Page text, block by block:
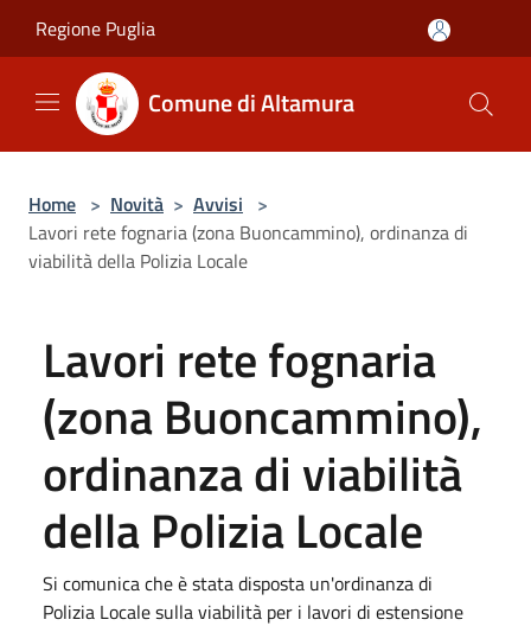
Regione Puglia
Comune di Altamura
Home > Novità > Avvisi >
Lavori rete fognaria (zona Buoncammino), ordinanza di
viabilità della Polizia Locale
Lavori rete fognaria
(zona Buoncammino),
ordinanza di viabilità
della Polizia Locale
Si comunica che è stata disposta un'ordinanza di
Polizia Locale sulla viabilità per i lavori di estensione